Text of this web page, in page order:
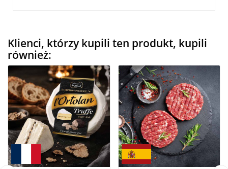
Klienci, którzy kupili ten produkt, kupili
również: